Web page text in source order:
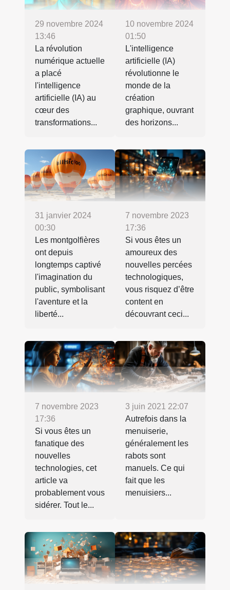
29 novembre 2024
13:46
La révolution
numérique actuelle
a placé
l'intelligence
artificielle (IA) au
cœur des
transformations...
10 novembre 2024
01:50
L'intelligence
artificielle (IA)
révolutionne le
monde de la
création
graphique, ouvrant
des horizons...
31 janvier 2024
00:30
Les montgolfières
ont depuis
longtemps captivé
l'imagination du
public, symbolisant
l'aventure et la
liberté...
7 novembre 2023
17:36
Si vous êtes un
amoureux des
nouvelles percées
technologiques,
vous risquez d’être
content en
découvrant ceci...
7 novembre 2023
17:36
Si vous êtes un
fanatique des
nouvelles
technologies, cet
article va
probablement vous
sidérer. Tout le...
3 juin 2021 22:07
Autrefois dans la
menuiserie,
généralement les
rabots sont
manuels. Ce qui
fait que les
menuisiers...